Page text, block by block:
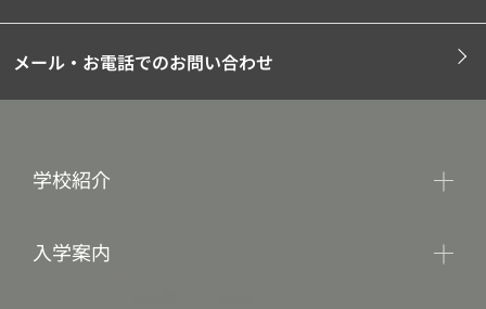
メール・お電話でのお問い合わせ
学校紹介
入学案内